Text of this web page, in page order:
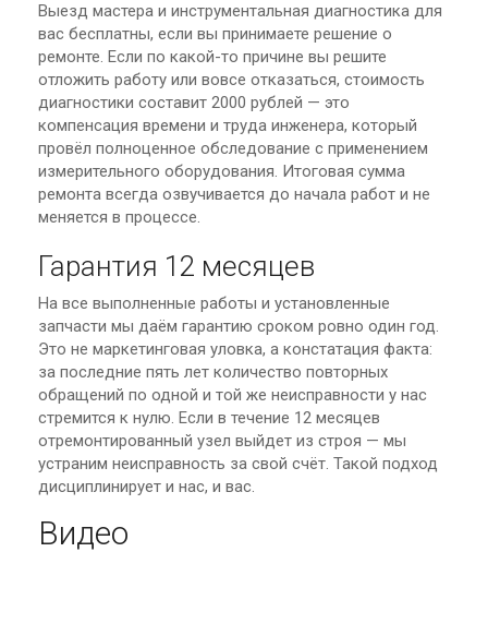
Выезд мастера и инструментальная диагностика для
вас бесплатны, если вы принимаете решение о
ремонте. Если по какой-то причине вы решите
отложить работу или вовсе отказаться, стоимость
диагностики составит 2000 рублей — это
компенсация времени и труда инженера, который
провёл полноценное обследование с применением
измерительного оборудования. Итоговая сумма
ремонта всегда озвучивается до начала работ и не
меняется в процессе.
Гарантия 12 месяцев
На все выполненные работы и установленные
запчасти мы даём гарантию сроком ровно один год.
Это не маркетинговая уловка, а констатация факта:
за последние пять лет количество повторных
обращений по одной и той же неисправности у нас
стремится к нулю. Если в течение 12 месяцев
отремонтированный узел выйдет из строя — мы
устраним неисправность за свой счёт. Такой подход
дисциплинирует и нас, и вас.
Видео